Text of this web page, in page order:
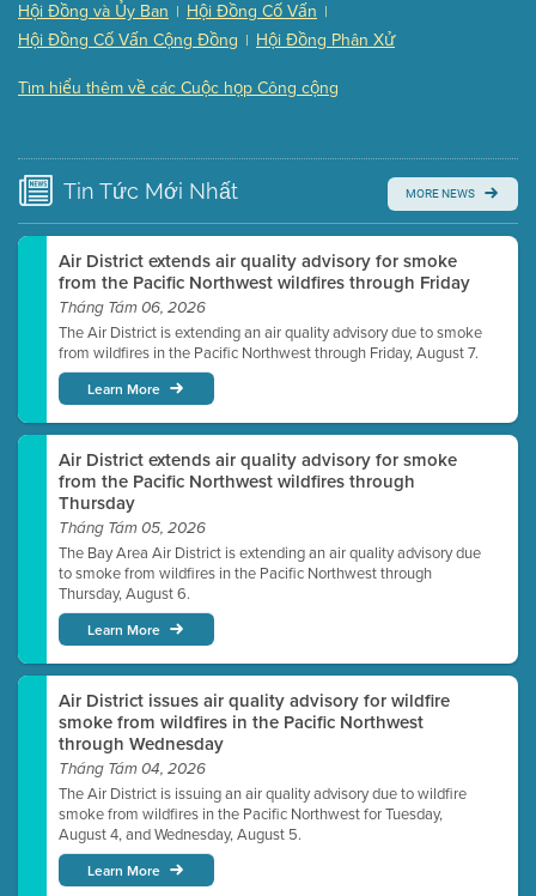
Presentation (Part 3 of 3) (168 Kb PDF , 3 pgs )
Meeting Details
Submit a comment
time.
Watch for real-time closed captioning with agenda
Learn more
Hội Đồng và Ủy Ban | Hội Đồng Cố Vấn |
Hội Đồng Cố Vấn Cộng Đồng | Hội Đồng Phân Xử
Tìm hiểu thêm về các Cuộc họp Công cộng
Tin Tức Mới Nhất MORE NEWS
Air District extends air quality advisory for smoke
from the Pacific Northwest wildfires through Friday
Tháng Tám 06, 2026
The Air District is extending an air quality advisory due to smoke
from wildfires in the Pacific Northwest through Friday, August 7.
Learn More
Air District extends air quality advisory for smoke
from the Pacific Northwest wildfires through
Thursday
Tháng Tám 05, 2026
The Bay Area Air District is extending an air quality advisory due
to smoke from wildfires in the Pacific Northwest through
Thursday, August 6.
Learn More
Air District issues air quality advisory for wildfire
smoke from wildfires in the Pacific Northwest
through Wednesday
Tháng Tám 04, 2026
The Air District is issuing an air quality advisory due to wildfire
smoke from wildfires in the Pacific Northwest for Tuesday,
August 4, and Wednesday, August 5.
Learn More